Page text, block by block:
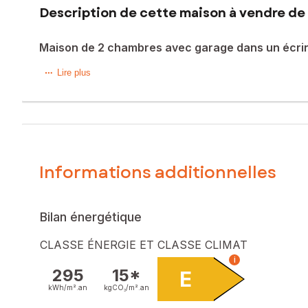
Description de cette maison à vendre de
Maison de 2 chambres avec garage dans un
Nichée dans un environnement typique des marais,
Habitable immédiatement, elle permet de s’installer
Que vous soyez primo-accédant à la recherche de votre
secteur recherché pour son authenticité et son calme.
Les informations sur les risques auxquels ce bien est
Prix de vente honoraires d'agence inclus : 75 000 €
Prix de vente hors honoraires d'agence : 70 000 €
Lire plus
Informations additionnelles
Bilan énergétique
CLASSE ÉNERGIE ET CLASSE CLIMAT
295
kWh/m². an
15*
kgCO₂/m². an E
i